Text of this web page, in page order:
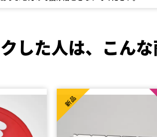
した人は、 こん
High Spec 新品